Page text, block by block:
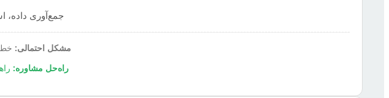
جمع‌آوری داده،
مشکل احتمالی:
راه‌حل مشاوره: